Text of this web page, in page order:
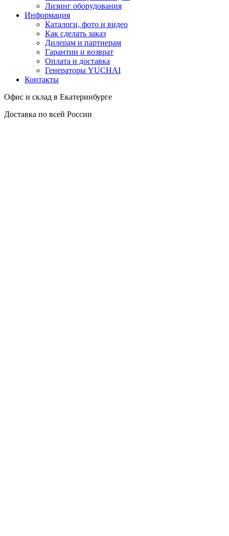
Лизинг оборудования
Информация
Каталоги, фото и видео
Как сделать заказ
Дилерам и партнерам
Гарантии и возврат
Оплата и доставка
Генераторы YUCHAI
Контакты
Офис и склад в Екатеринбурге
Доставка по всей России